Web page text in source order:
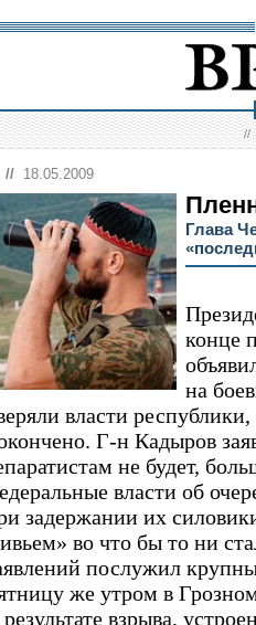
//
// 18.05.2009
Глава
конце
на
власти
Г-н Кадыров
не будет,
власти об
задержании их
во что бы то ни
послужил
же утром в
взрыва,